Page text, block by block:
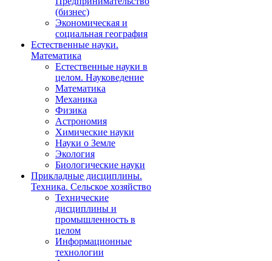
(бизнес)
Экономическая и
социальная география
Естественные науки.
Математика
Естественные науки в
целом. Науковедение
Математика
Механика
Физика
Астрономия
Химические науки
Науки о Земле
Экология
Биологические науки
Прикладные дисциплины.
Техника. Сельское хозяйство
Технические
дисциплины и
промышленность в
целом
Информационные
технологии